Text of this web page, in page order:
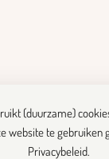
(duurzame)
website te gebruiken
Privacybeleid.